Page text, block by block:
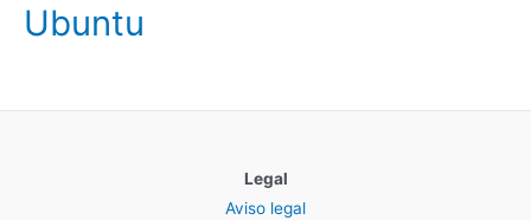
Ubuntu
Legal
Aviso legal